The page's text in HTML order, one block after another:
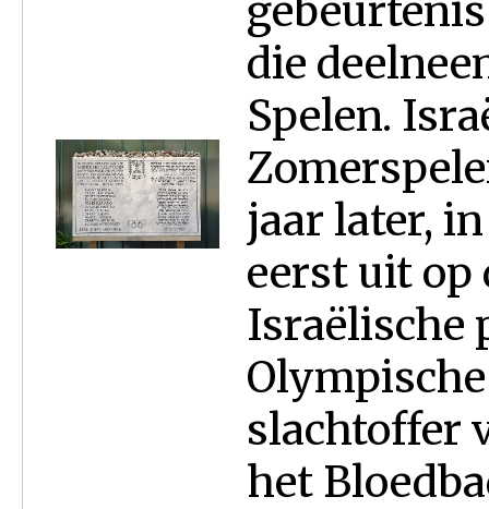
die
Spelen.
jaar later,
eerst uit op
Israëlische
slachtoffer
het